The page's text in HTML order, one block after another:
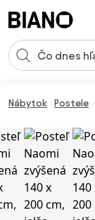
Vstup pre
Nábytok Postele